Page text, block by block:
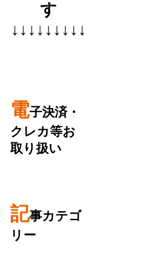
す
↓↓↓↓↓↓↓↓↓
電子決済・
クレカ等お
取り扱い
記事カテゴ
リー